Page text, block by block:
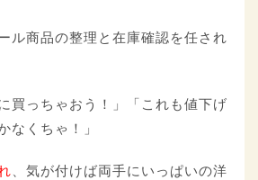
ル商品の整理と在庫確認を任され
買っちゃおう！」「これも値下げ
なくちゃ！」
、気が付けば両手にいっぱいの洋